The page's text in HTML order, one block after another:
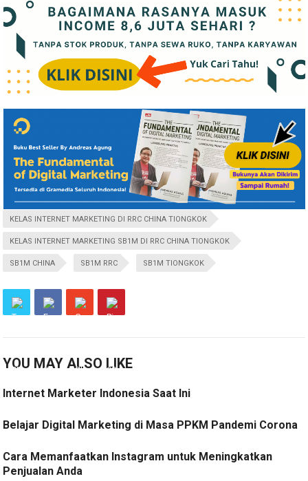
KELAS INTERNET MARKETING DI RRC CHINA TIONGKOK
KELAS INTERNET MARKETING SB1M DI RRC CHINA TIONGKOK
SB1M CHINA SB1M RRC SB1M TIONGKOK
YOU MAY ALSO LIKE
Internet Marketer Indonesia Saat Ini
Belajar Digital Marketing di Masa PPKM Pandemi Corona
Cara Memanfaatkan Instagram untuk Meningkatkan
Penjualan Anda